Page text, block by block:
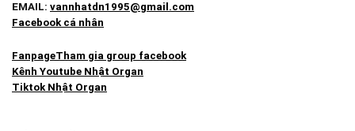
EMAIL: vannhatdn1995@gmail.com
Facebook cá nhân
FanpageTham gia group facebook
Kênh Youtube Nhật Organ
Tiktok Nhật Organ